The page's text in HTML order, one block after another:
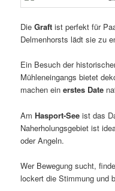
DieGraft ist perfekt für
Delmenhorsts lädt sie zu
Ein Besuch der
Mühleneingangs bietet
machen einerstes Date
AmHasport-See ist das
Naherholungsgebiet ist
oder Angeln.
Wer Bewegung sucht,
lockert die Stimmung und